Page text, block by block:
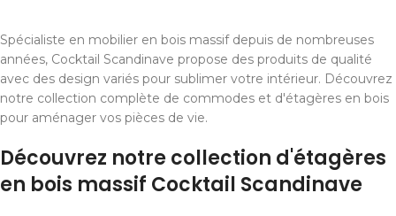
Spécialiste en mobilier en bois massif depuis de nombreuses
années, Cocktail Scandinave propose des produits de qualité
avec des design variés pour sublimer votre intérieur. Découvrez
notre collection complète de commodes et d'étagères en bois
pour aménager vos pièces de vie.
Découvrez notre collection d'étagères
en bois massif Cocktail Scandinave